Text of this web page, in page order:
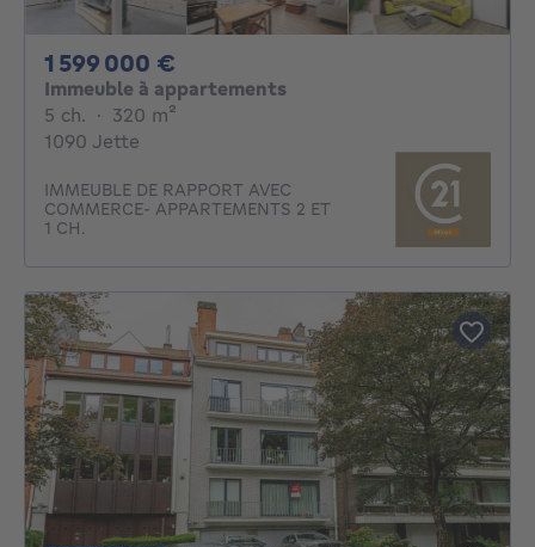
1 599 000 €
Immeuble à appartements
5 ch. 5 chambres
· 320 m²
1090 Jette
IMMEUBLE DE RAPPORT AVEC
COMMERCE- APPARTEMENTS 2 ET
1 CH.